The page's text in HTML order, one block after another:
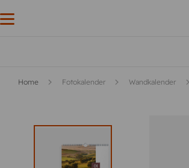
Home Fotokalender Wandkalender